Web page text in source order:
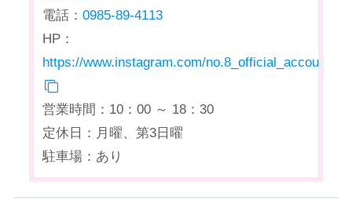
電話：0985-89-4113
HP：
https://www.instagram.com/no.8_official_account/
営業時間：10：00 ～ 18：30
定休日：月曜、第3日曜
駐車場：あり